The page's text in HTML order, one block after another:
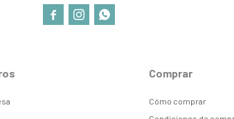
Comprar
Cómo comprar
  